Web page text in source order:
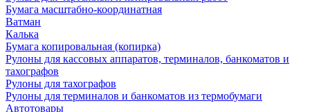
Бумага масштабно-координатная
Ватман
Калька
Бумага копировальная (копирка)
Рулоны для кассовых аппаратов, терминалов, банкоматов и
тахографов
Рулоны для тахографов
Рулоны для терминалов и банкоматов из термобумаги
Автотовары